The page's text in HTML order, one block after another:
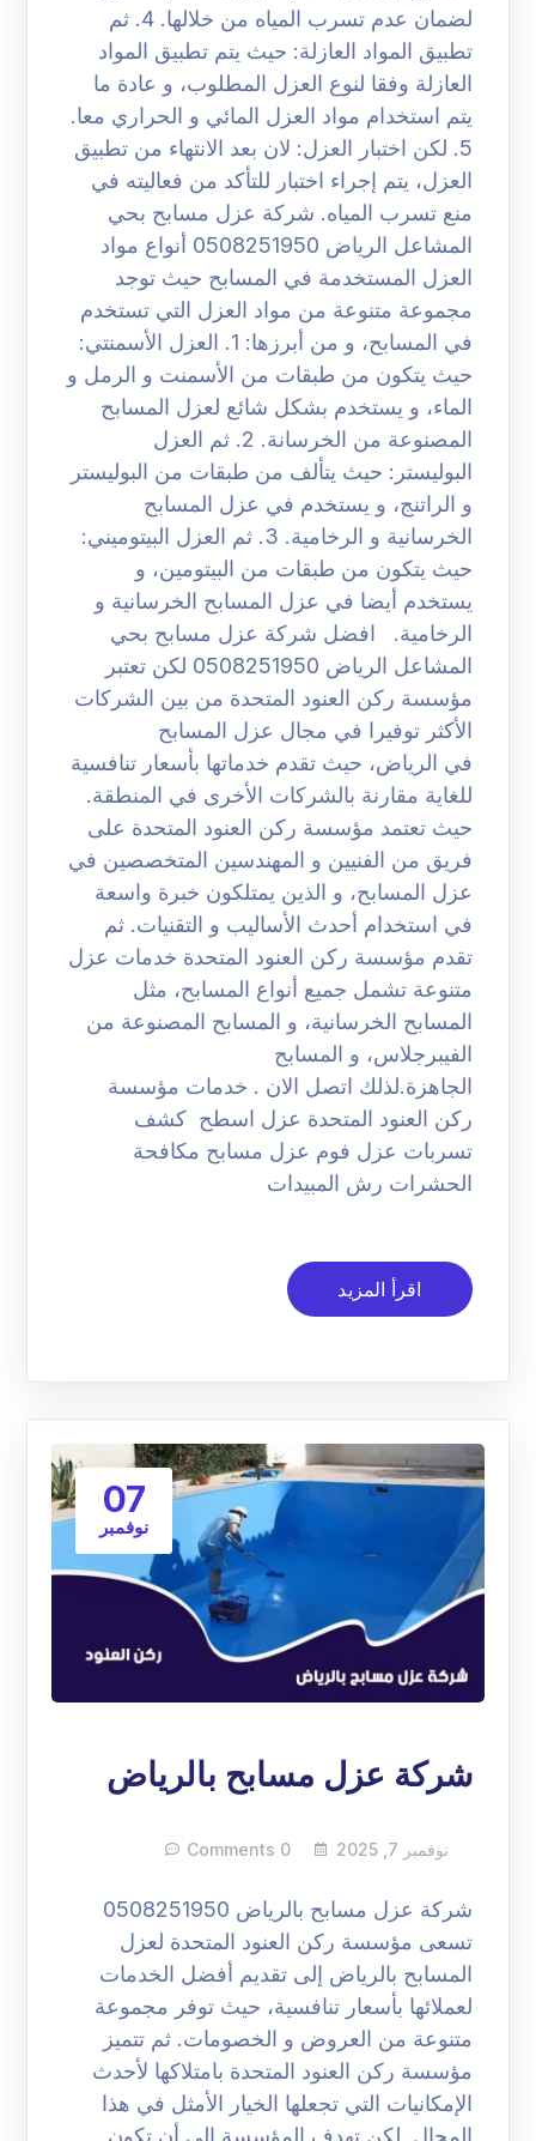
لضمان عدم تسرب المياه من خلالها. 4. ثم
تطبيق المواد العازلة: حيث يتم تطبيق المواد
العازلة وفقا لنوع العزل المطلوب، و عادة ما
يتم استخدام مواد العزل المائي و الحراري معا.
5. لكن اختبار العزل: لان بعد الانتهاء من تطبيق
العزل، يتم إجراء اختبار للتأكد من فعاليته في
منع تسرب المياه. شركة عزل مسابح بحي
المشاعل الرياض 0508251950 أنواع مواد
العزل المستخدمة في المسابح حيث توجد
مجموعة متنوعة من مواد العزل التي تستخدم
في المسابح، و من أبرزها: 1. العزل الأسمنتي:
حيث يتكون من طبقات من الأسمنت و الرمل و
الماء، و يستخدم بشكل شائع لعزل المسابح
المصنوعة من الخرسانة. 2. ثم العزل
البوليستر: حيث يتألف من طبقات من البوليستر
و الراتنج، و يستخدم في عزل المسابح
الخرسانية و الرخامية. 3. ثم العزل البيتوميني:
حيث يتكون من طبقات من البيتومين، و
يستخدم أيضا في عزل المسابح الخرسانية و
الرخامية. افضل شركة عزل مسابح بحي
المشاعل الرياض 0508251950 لكن تعتبر
مؤسسة ركن العنود المتحدة من بين الشركات
الأكثر توفيرا في مجال عزل المسابح
في الرياض، حيث تقدم خدماتها بأسعار تنافسية
للغاية مقارنة بالشركات الأخرى في المنطقة.
حيث تعتمد مؤسسة ركن العنود المتحدة على
فريق من الفنيين و المهندسين المتخصصين في
عزل المسابح، و الذين يمتلكون خبرة واسعة
في استخدام أحدث الأساليب و التقنيات. ثم
تقدم مؤسسة ركن العنود المتحدة خدمات عزل
متنوعة تشمل جميع أنواع المسابح، مثل
المسابح الخرسانية، و المسابح المصنوعة من
الفيبرجلاس، و المسابح
الجاهزة.لذلك اتصل الان . خدمات مؤسسة
ركن العنود المتحدة عزل اسطح كشف
تسربات عزل فوم عزل مسابح مكافحة
الحشرات رش المبيدات
اقرأ المزيد
07
نوفمبر
شركة عزل مسابح بالرياض
نوفمبر 7, 2025 0 Comments
شركة عزل مسابح بالرياض 0508251950
تسعى مؤسسة ركن العنود المتحدة لعزل
المسابح بالرياض إلى تقديم أفضل الخدمات
لعملائها بأسعار تنافسية، حيث توفر مجموعة
متنوعة من العروض و الخصومات. ثم تتميز
مؤسسة ركن العنود المتحدة بامتلاكها لأحدث
الإمكانيات التي تجعلها الخيار الأمثل في هذا
المجال. لكن تهدف المؤسسة إلى أن تكون